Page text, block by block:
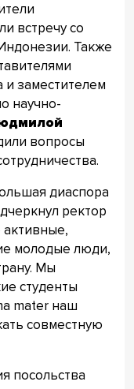
встречу со
Также
и заместителем
научно-
вопросы
диаспора
ректор
молодые люди,
Мы
студенты
mater наш
совместную
посольства